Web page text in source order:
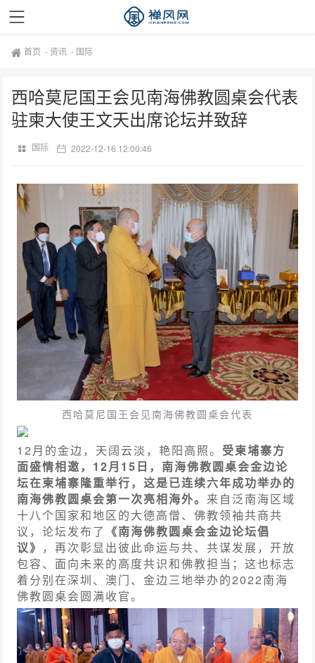
首页 - 资讯 - 国际
西哈莫尼国王会见南海佛教圆桌会代表
驻柬大使王文天出席论坛并致辞
国际 2022-12-16 12:00:46
西哈莫尼国王会见南海佛教圆桌会代表
12月的金边，天阔云淡，艳阳高照。 受柬埔寨方
面盛情相邀，12月15日，南海佛教圆桌会金边论
坛在柬埔寨隆重举行，这是已连续六年成功举办的
南海佛教圆桌会第一次亮相海外。 来自泛南海区域
十八个国家和地区的大德高僧、佛教领袖共商共
议，论坛发布了 《南海佛教圆桌会金边论坛倡
议》 ，再次彰显出彼此命运与共、共谋发展，开放
包容、面向未来的高度共识和佛教担当；这也标志
着分别在深圳、澳门、金边三地举办的2022南海
佛教圆桌会圆满收官。